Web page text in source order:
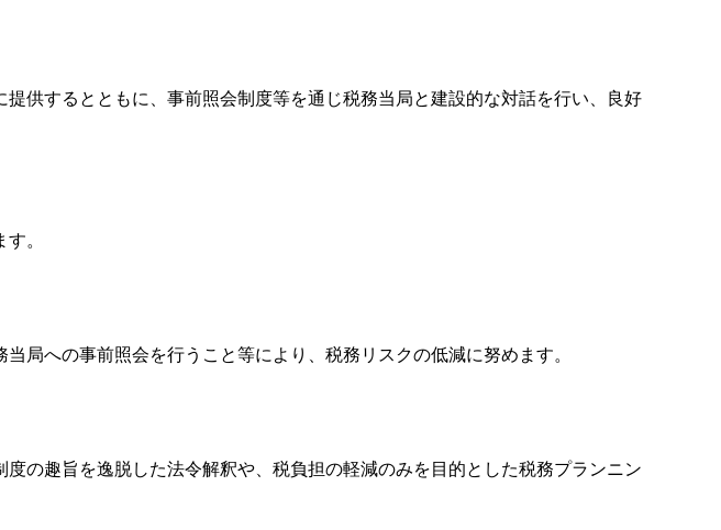
供するとともに、事前照会制度等を通じ税務当局と建設的な対話を行い、良好
。
局への事前照会を行うこと等により、税務リスクの低減に努めます。
の趣旨を逸脱した法令解釈や、税負担の軽減のみを目的とした税務プランニン